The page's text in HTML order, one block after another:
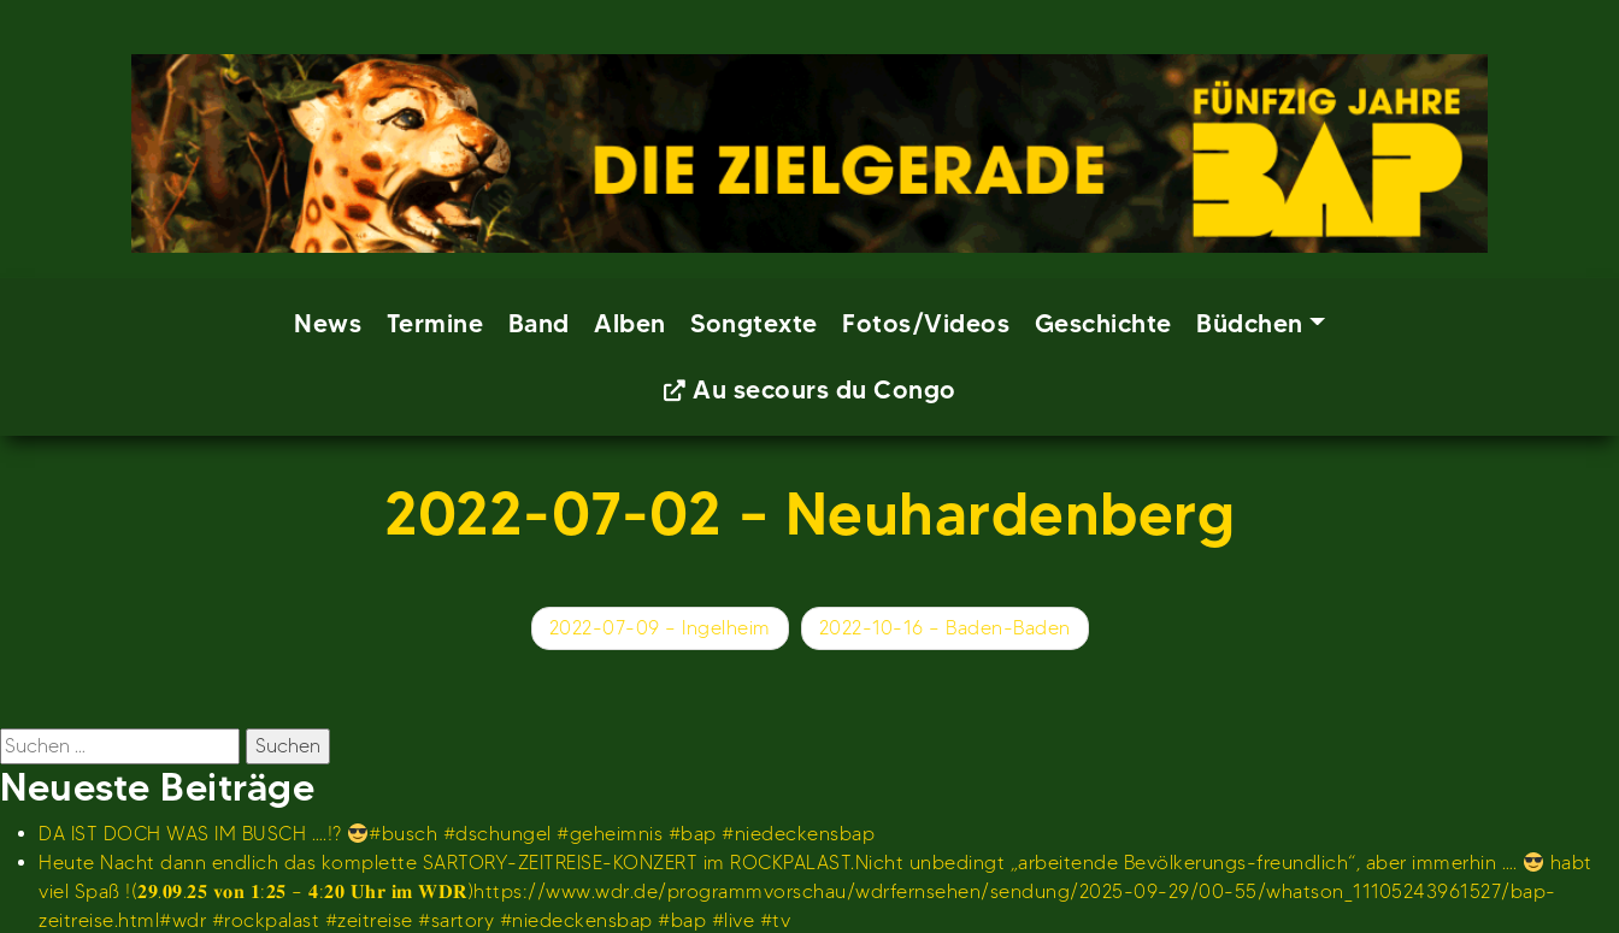
News Termine Band Alben Songtexte Fotos/Videos Geschichte Büdchen
Au secours du Congo
2022-07-02 – Neuhardenberg
2022-07-09 – Ingelheim 2022-10-16 – Baden-Baden
Suchen
nach:
Neueste Beiträge
DA IST DOCH WAS IM BUSCH ….!?
#busch #dschungel #geheimnis #bap #niedeckensbap
Heute Nacht dann endlich das komplette SARTORY-ZEITREISE-KONZERT im ROCKPALAST.Nicht unbedingt „arbeitende Bevölkerungs-freundlich“, aber immerhin ….
habt
viel Spaß !(𝟐𝟗.𝟎𝟗.𝟐𝟓 𝐯𝐨𝐧 𝟏:𝟐𝟓 – 𝟒:𝟐𝟎 𝐔𝐡𝐫 𝐢𝐦 𝐖𝐃𝐑)https://www.wdr.de/programmvorschau/wdrfernsehen/sendung/2025-09-29/00-55/whatson_11105243961527/bap-
zeitreise.html#wdr #rockpalast #zeitreise #sartory #niedeckensbap #bap #live #tv